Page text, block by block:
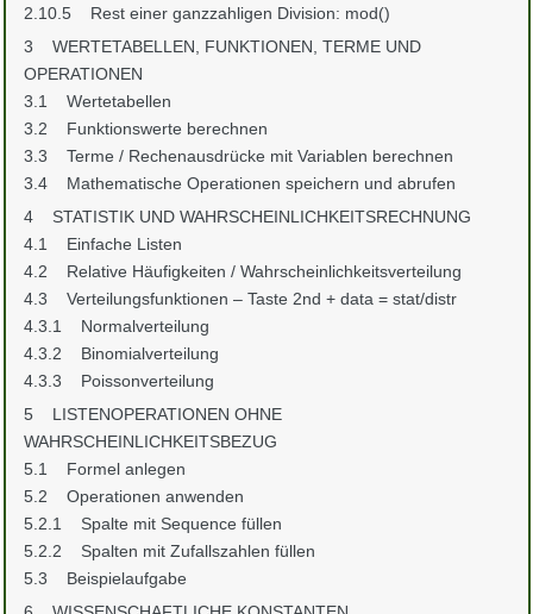
2.10.5 Rest einer ganzzahligen Division: mod()
3 WERTETABELLEN, FUNKTIONEN, TERME UND
OPERATIONEN
3.1 Wertetabellen
3.2 Funktionswerte berechnen
3.3 Terme / Rechenausdrücke mit Variablen berechnen
3.4 Mathematische Operationen speichern und abrufen
4 STATISTIK UND WAHRSCHEINLICHKEITSRECHNUNG
4.1 Einfache Listen
4.2 Relative Häufigkeiten / Wahrscheinlichkeitsverteilung
4.3 Verteilungsfunktionen – Taste 2nd + data = stat/distr
4.3.1 Normalverteilung
4.3.2 Binomialverteilung
4.3.3 Poissonverteilung
5 LISTENOPERATIONEN OHNE
WAHRSCHEINLICHKEITSBEZUG
5.1 Formel anlegen
5.2 Operationen anwenden
5.2.1 Spalte mit Sequence füllen
5.2.2 Spalten mit Zufallszahlen füllen
5.3 Beispielaufgabe